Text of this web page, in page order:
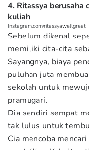
4. Ritassya berusaha
kuliah
Instagram.com/ritassyawellgreat
Sebelum dikenal
memiliki cita-cita
Sayangnya, biaya
puluhan juta
sekolah untuk
pramugari.
Dia sendiri sempat
tak lulus untuk
Cia mencoba